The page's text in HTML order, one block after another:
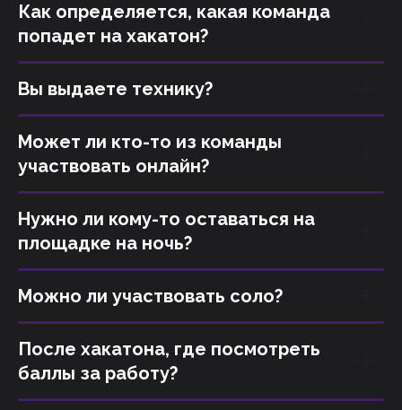
Как определяется, какая команда
попадет на хакатон?
Вы выдаете технику?
Может ли кто-то из команды
участвовать онлайн?
Нужно ли кому-то оставаться на
площадке на ночь?
Можно ли участвовать соло?
После хакатона, где посмотреть
баллы за работу?